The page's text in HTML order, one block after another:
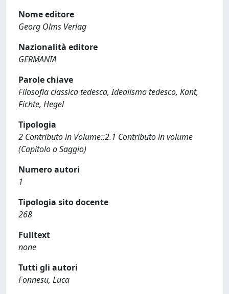
Nome editore
Georg Olms Verlag
Nazionalità editore
GERMANIA
Parole chiave
Filosofia classica tedesca, Idealismo tedesco, Kant,
Fichte, Hegel
Tipologia
2 Contributo in Volume::2.1 Contributo in volume
(Capitolo o Saggio)
Numero autori
1
Tipologia sito docente
268
Fulltext
none
Tutti gli autori
Fonnesu, Luca